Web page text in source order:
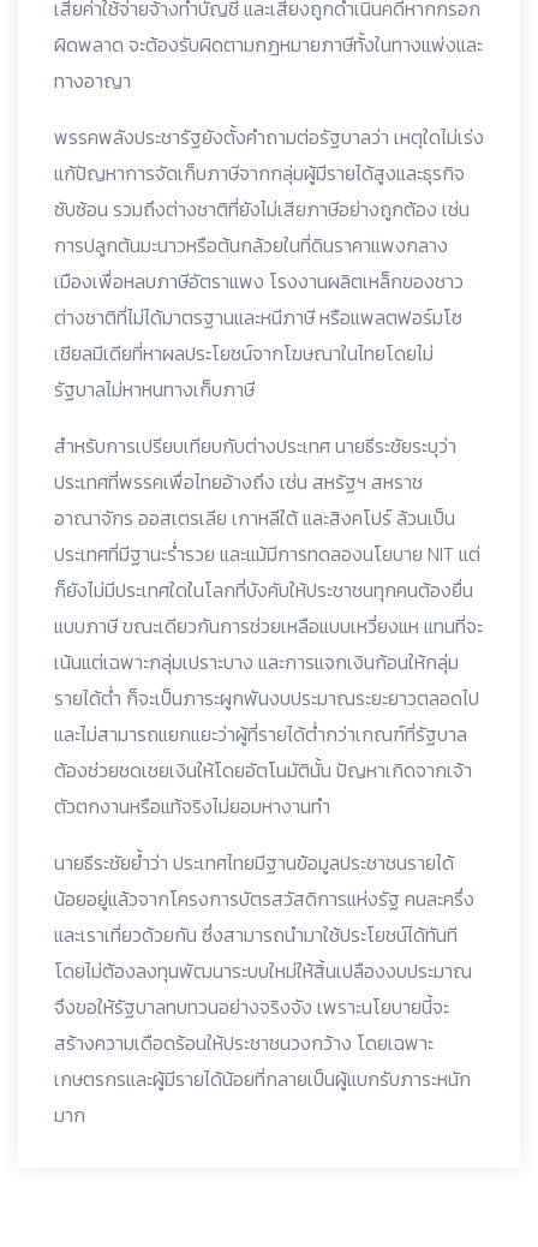
เสียค่าใช้จ่ายจ้างทำบัญชี และเสี่ยงถูกดำเนินคดีหากกรอก
ผิดพลาด จะต้องรับผิดตามกฎหมายภาษีทั้งในทางแพ่งและ
ทางอาญา
พรรคพลังประชารัฐยังตั้งคำถามต่อรัฐบาลว่า เหตุใดไม่เร่ง
แก้ปัญหาการจัดเก็บภาษีจากกลุ่มผู้มีรายได้สูงและธุรกิจ
ซับซ้อน รวมถึงต่างชาติที่ยังไม่เสียภาษีอย่างถูกต้อง เช่น
การปลูกต้นมะนาวหรือต้นกล้วยในที่ดินราคาแพงกลาง
เมืองเพื่อหลบภาษีอัตราแพง โรงงานผลิตเหล็กของชาว
ต่างชาติที่ไม่ได้มาตรฐานและหนีภาษี หรือแพลตฟอร์มโซ
เชียลมีเดียที่หาผลประโยชน์จากโฆษณาในไทยโดยไม่
รัฐบาลไม่หาหนทางเก็บภาษี
สำหรับการเปรียบเทียบกับต่างประเทศ นายธีระชัยระบุว่า
ประเทศที่พรรคเพื่อไทยอ้างถึง เช่น สหรัฐฯ สหราช
อาณาจักร ออสเตรเลีย เกาหลีใต้ และสิงคโปร์ ล้วนเป็น
ประเทศที่มีฐานะร่ำรวย และแม้มีการทดลองนโยบาย NIT แต่
ก็ยังไม่มีประเทศใดในโลกที่บังคับให้ประชาชนทุกคนต้องยื่น
แบบภาษี ขณะเดียวกันการช่วยเหลือแบบเหวี่ยงแห แทนที่จะ
เน้นแต่เฉพาะกลุ่มเปราะบาง และการแจกเงินก้อนให้กลุ่ม
รายได้ต่ำ ก็จะเป็นภาระผูกพันงบประมาณระยะยาวตลอดไป
และไม่สามารถแยกแยะว่าผู้ที่รายได้ต่ำกว่าเกณฑ์ที่รัฐบาล
ต้องช่วยชดเชยเงินให้โดยอัตโนมัตินั้น ปัญหาเกิดจากเจ้า
ตัวตกงานหรือแท้จริงไม่ยอมหางานทำ
นายธีระชัยย้ำว่า ประเทศไทยมีฐานข้อมูลประชาชนรายได้
น้อยอยู่แล้วจากโครงการบัตรสวัสดิการแห่งรัฐ คนละครึ่ง
และเราเที่ยวด้วยกัน ซึ่งสามารถนำมาใช้ประโยชน์ได้ทันที
โดยไม่ต้องลงทุนพัฒนาระบบใหม่ให้สิ้นเปลืองงบประมาณ
จึงขอให้รัฐบาลทบทวนอย่างจริงจัง เพราะนโยบายนี้จะ
สร้างความเดือดร้อนให้ประชาชนวงกว้าง โดยเฉพาะ
เกษตรกรและผู้มีรายได้น้อยที่กลายเป็นผู้แบกรับภาระหนัก
มาก